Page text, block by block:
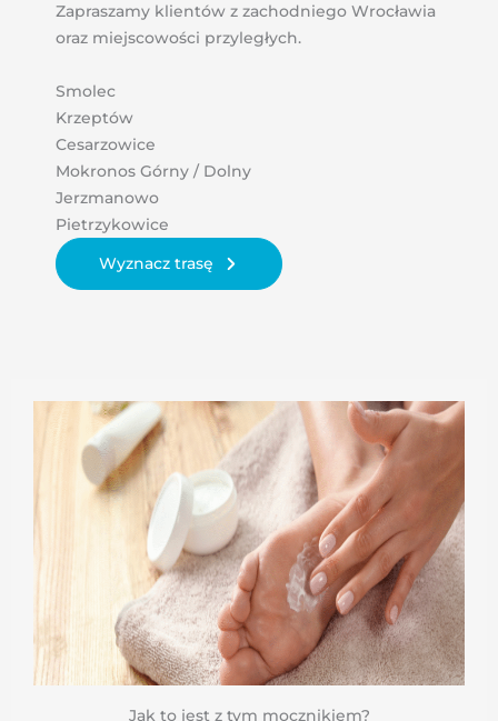
Zapraszamy klientów z zachodniego Wrocławia
oraz miejscowości przyległych.
Smolec
Krzeptów
Cesarzowice
Mokronos Górny / Dolny
Jerzmanowo
Pietrzykowice
Wyznacz trasę
Jak to jest z tym mocznikiem?